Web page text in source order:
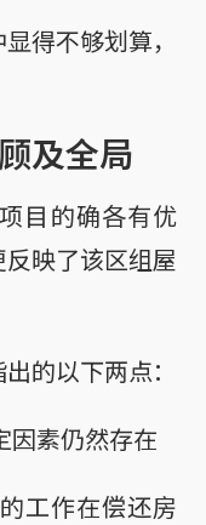
得不够划算，
及全局
目的确各有优
映了该区组屋
的以下两点：
因素仍然存在
工作在偿还房